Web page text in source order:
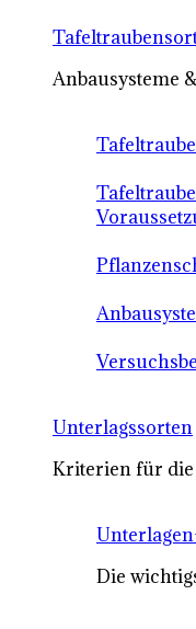
Anbausysteme
Unterlagssorten
Kriterien für
Die